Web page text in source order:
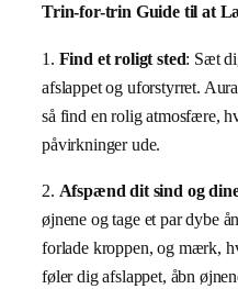
Trin-for-trin Guide til at
1. Find et roligt sted: Sæt
afslappet og uforstyrret.
så find en rolig atmosfære,
påvirkninger ude.
2. Afspænd dit sind og
øjnene og tage et par dybe
forlade kroppen, og mærk,
føler dig afslappet, åbn